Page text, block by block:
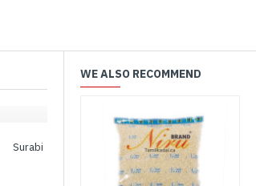
Surabi
WE ALSO RECOMMEND